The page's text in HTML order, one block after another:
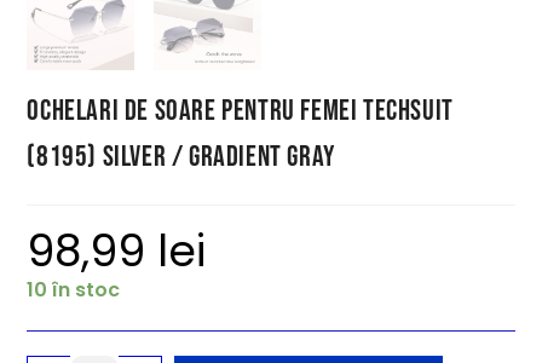
Ochelari de Soare pentru Femei Techsuit
(8195) Silver / Gradient Gray
98,99 lei
10 în stoc